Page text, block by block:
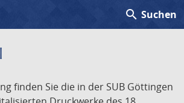
search Suchen
finden Sie die in der SUB Göttingen